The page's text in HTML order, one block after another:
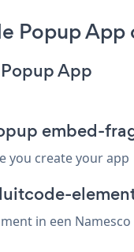
Popup
App
embed-
you create your app
in een